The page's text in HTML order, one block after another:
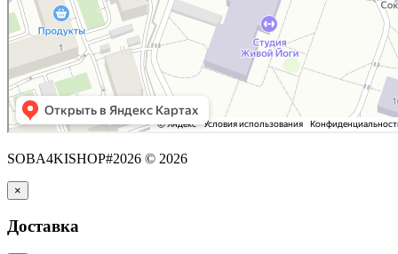
SOBA4KISHOP#2026 © 2026
×
Доставка